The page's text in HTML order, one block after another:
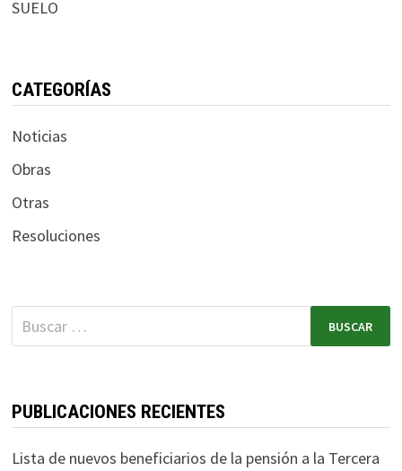
SUELO
CATEGORÍAS
Noticias
Obras
Otras
Resoluciones
PUBLICACIONES RECIENTES
Lista de nuevos beneficiarios de la pensión a la Tercera